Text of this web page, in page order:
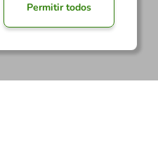
Permitir todos